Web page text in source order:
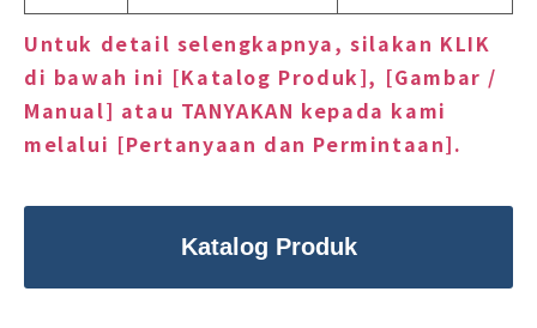
Untuk detail selengkapnya, silakan KLIK
di bawah ini [Katalog Produk], [Gambar /
Manual] atau TANYAKAN kepada kami
melalui [Pertanyaan dan Permintaan].
Katalog Produk